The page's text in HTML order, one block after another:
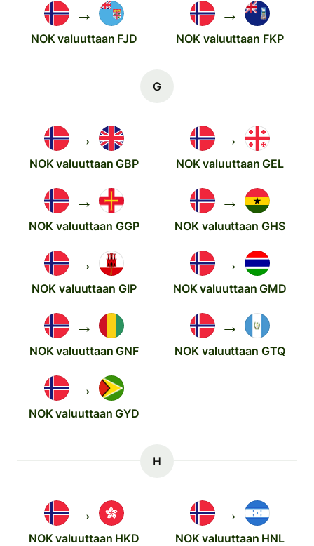
→
NOK valuuttaan FJD
→
NOK valuuttaan FKP
G
→
NOK valuuttaan GBP
→
NOK valuuttaan GEL
→
NOK valuuttaan GGP
→
NOK valuuttaan GHS
→
NOK valuuttaan GIP
→
NOK valuuttaan GMD
→
NOK valuuttaan GNF
→
NOK valuuttaan GTQ
→
NOK valuuttaan GYD
H
→
NOK valuuttaan HKD
→
NOK valuuttaan HNL